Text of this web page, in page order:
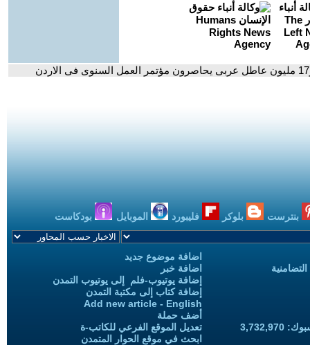
بنترست بلوكر فليبورد الموبايل بودكاست
اضافة موضوع جديد
اضافة خبر
إضافة يوتيوب-فلم إلى يوتيوب التمدن
إضافة كتاب إلى مكتبة التمدن
Add new article - English
أضف حملة
تعديل الموقع الفرعي للكاتب-ة
ابحث في موقع الحوار المتمدن